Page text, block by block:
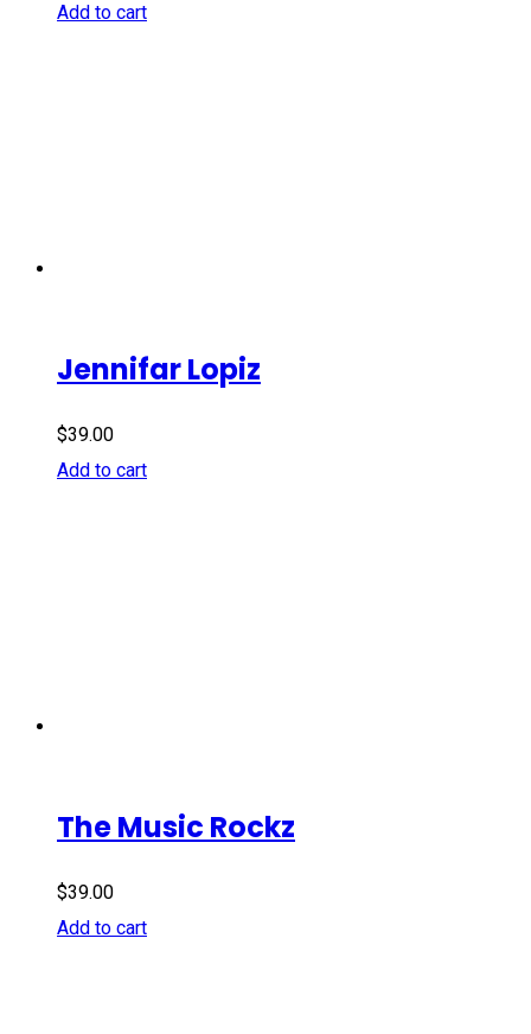
Add to cart
Jennifar Lopiz
$39.00
Add to cart
The Music Rockz
$39.00
Add to cart